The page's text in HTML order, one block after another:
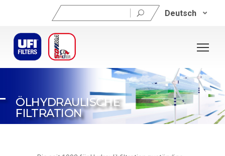
Suchen
nach:
Deutsch
ÖLHYDRAULISCHE
FILTRATION